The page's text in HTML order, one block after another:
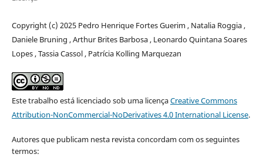
Copyright (c) 2025 Pedro Henrique Fortes Guerim , Natalia Roggia ,
Daniele Bruning , Arthur Brites Barbosa , Leonardo Quintana Soares
Lopes , Tassia Cassol , Patrícia Kolling Marquezan
Este trabalho está licenciado sob uma licençaCreative Commons
Attribution-NonCommercial-NoDerivatives 4.0 International License.
Autores que publicam nesta revista concordam com os seguintes
termos: